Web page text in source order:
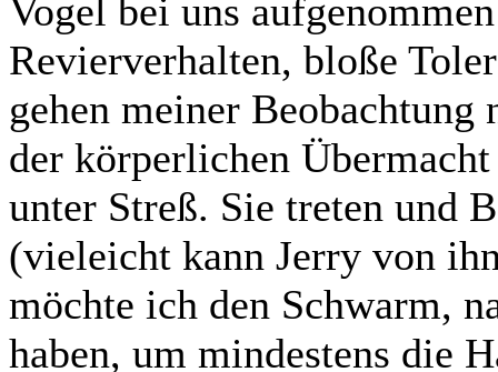
Vogel bei uns
Revierverhalten, bloße
gehen meiner Beobachtung
der körperlichen
unter Streß. Sie treten und
(vieleicht kann Jerry von
möchte ich den Schwarm,
haben, um mindestens die